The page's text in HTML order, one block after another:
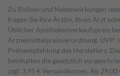
Zu Risiken und Nebenwirkungen
fragen Sie Ihre Ärztin, Ihren Arzt
Üblicher Apothekenverkaufspreis
Arzneimittelpreisverordnung. UVP:
Preisempfehlung des Herstellers.
beinhalten die gesetzlich
zzgl. 3,95 € Versandkosten. Ab